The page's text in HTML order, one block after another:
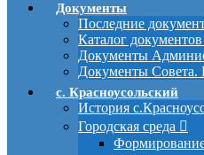
Документы
Последние
Каталог
Документы
Документы
с. Красноусольский
История
Городская среда